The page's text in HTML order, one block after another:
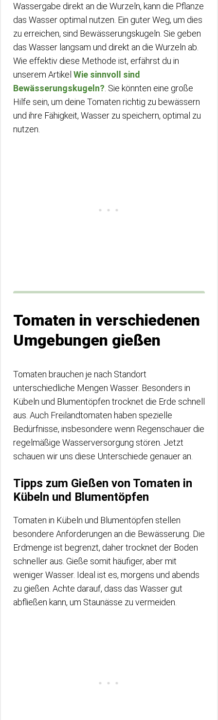
Wassergabe direkt an die Wurzeln, kann die Pflanze
das Wasser optimal nutzen. Ein guter Weg, um dies
zu erreichen, sind Bewässerungskugeln. Sie geben
das Wasser langsam und direkt an die Wurzeln ab.
Wie effektiv diese Methode ist, erfährst du in
unserem Artikel Wie sinnvoll sind
Bewässerungskugeln? . Sie könnten eine große
Hilfe sein, um deine Tomaten richtig zu bewässern
und ihre Fähigkeit, Wasser zu speichern, optimal zu
nutzen.
Tomaten in verschiedenen
Umgebungen gießen
Tomaten brauchen je nach Standort
unterschiedliche Mengen Wasser. Besonders in
Kübeln und Blumentöpfen trocknet die Erde schnell
aus. Auch Freilandtomaten haben spezielle
Bedürfnisse, insbesondere wenn Regenschauer die
regelmäßige Wasserversorgung stören. Jetzt
schauen wir uns diese Unterschiede genauer an.
Tipps zum Gießen von Tomaten in
Kübeln und Blumentöpfen
Tomaten in Kübeln und Blumentöpfen stellen
besondere Anforderungen an die Bewässerung. Die
Erdmenge ist begrenzt, daher trocknet der Boden
schneller aus. Gieße somit häufiger, aber mit
weniger Wasser. Ideal ist es, morgens und abends
zu gießen. Achte darauf, dass das Wasser gut
abfließen kann, um Staunässe zu vermeiden.